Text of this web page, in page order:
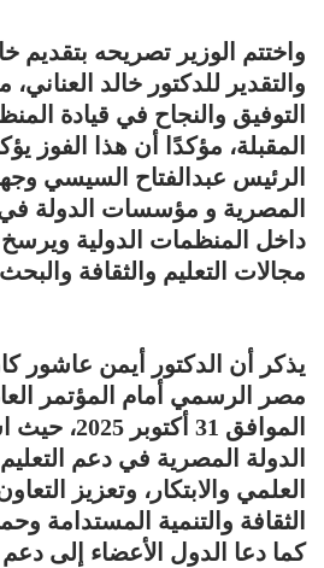
واختتم الوزير تصريحه بتقديم
والتقدير للدكتور خالد العناني،
التوفيق والنجاح في قيادة
المقبلة، مؤكدًا أن هذا الفوز
الرئيس عبدالفتاح السيسي
المصرية و مؤسسات الدولة
داخل المنظمات الدولية
مجالات التعليم والثقافة
يذكر أن الدكتور أيمن عاشور
مصر الرسمي أمام المؤتمر
الموافق 31
الدولة المصرية في دعم
العلمي والابتكار، وتعزيز
الثقافة والتنمية المستدامة
كما دعا الدول الأعضاء إلى